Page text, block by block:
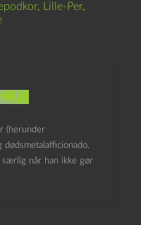
, Lille-Per,
(herunder
dødsmetalafficionado.
særlig når han ikke gør